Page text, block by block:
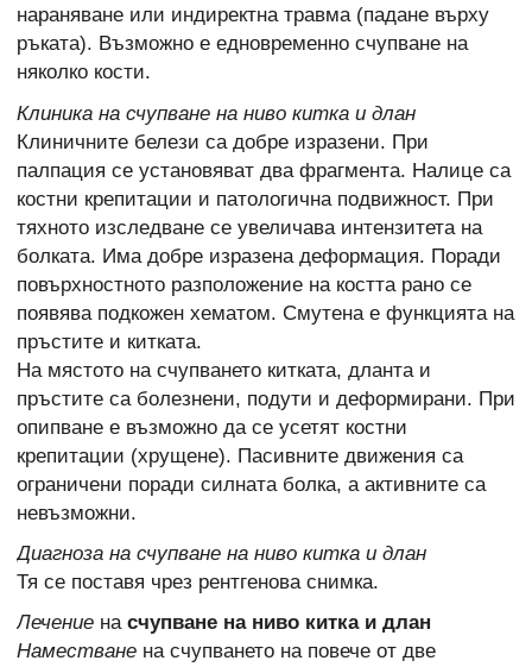
нараняване или индиректна травма (падане върху
ръката). Възможно е едновременно счупване на
няколко кости.
Клиника на счупване на ниво китка и длан
Клиничните белези са добре изразени. При
палпация се установяват два фрагмента. Налице са
костни крепитации и патологична подвижност. При
тяхното изследване се увеличава интензитета на
болката. Има добре изразена деформация. Поради
повърхностното разположение на костта рано се
появява подкожен хематом. Смутена е функцията на
пръстите и китката.
На мястото на счупването китката, дланта и
пръстите са болезнени, подути и деформирани. При
опипване е възможно да се усетят костни
крепитации (хрущене). Пасивните движения са
ограничени поради силната болка, а активните са
невъзможни.
Диагноза на счупване на ниво китка и длан
Тя се поставя чрез рентгенова снимка.
Лечение на счупване на ниво китка и длан
Наместване на счупването на повече от две